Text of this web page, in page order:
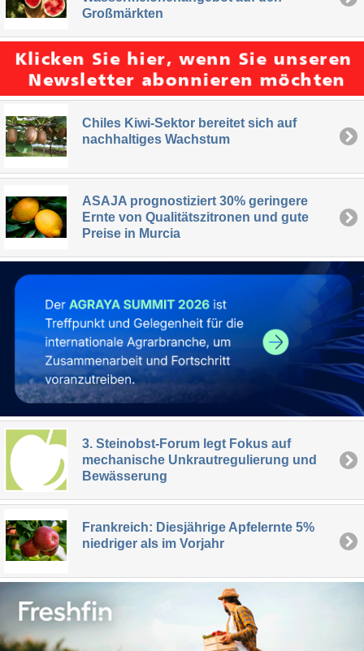
Großmärkten
Chiles Kiwi-Sektor bereitet sich auf
nachhaltiges Wachstum
ASAJA prognostiziert 30% geringere
Ernte von Qualitätszitronen und gute
Preise in Murcia
3. Steinobst-Forum legt Fokus auf
mechanische Unkrautregulierung und
Bewässerung
Frankreich: Diesjährige Apfelernte 5%
niedriger als im Vorjahr